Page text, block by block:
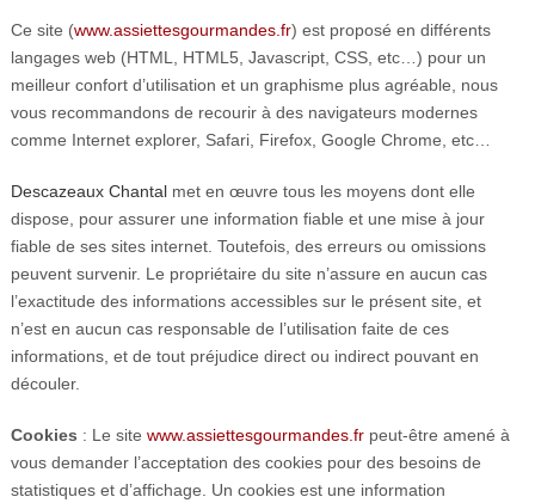
Ce site (www.assiettesgourmandes.fr) est proposé en différents
langages web (HTML, HTML5, Javascript, CSS, etc…) pour un
meilleur confort d’utilisation et un graphisme plus agréable, nous
vous recommandons de recourir à des navigateurs modernes
comme Internet explorer, Safari, Firefox, Google Chrome, etc…
Descazeaux Chantal met en œuvre tous les moyens dont elle
dispose, pour assurer une information fiable et une mise à jour
fiable de ses sites internet. Toutefois, des erreurs ou omissions
peuvent survenir. Le propriétaire du site n’assure en aucun cas
l’exactitude des informations accessibles sur le présent site, et
n’est en aucun cas responsable de l’utilisation faite de ces
informations, et de tout préjudice direct ou indirect pouvant en
découler.
Cookies : Le site www.assiettesgourmandes.frpeut-être amené à
vous demander l’acceptation des cookies pour des besoins de
statistiques et d’affichage. Un cookies est une information